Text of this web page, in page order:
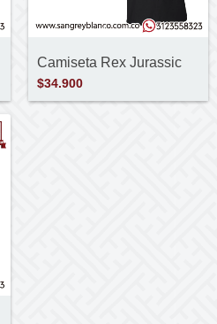
Camiseta Rex Jurassic
$34.900